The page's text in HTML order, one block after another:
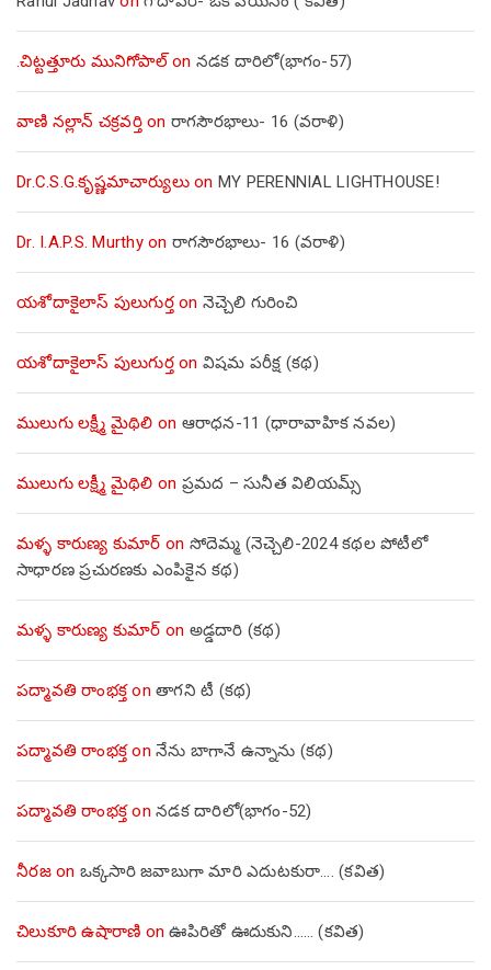
.చిట్టత్తూరు మునిగోపాల్ on నడక దారిలో(భాగం-57)
వాణి నల్లాన్ చక్రవర్తిon రాగసౌరభాలు- 16 (వరాళి)
Dr.C.S.G.కృష్ణమాచార్యులుon MY PERENNIAL LIGHTHOUSE!
Dr. I.A.P.S. Murthyon రాగసౌరభాలు- 16 (వరాళి)
యశోదాకైలాస్ పులుగుర్తon నెచ్చెలి గురించి
యశోదాకైలాస్ పులుగుర్తon విషమ పరీక్ష (క‌థ‌)
ములుగు లక్ష్మీ మైథిలి on ఆరాధన-11 (ధారావాహిక నవల)
ములుగు లక్ష్మీ మైథిలి on ప్రమద – సునీత విలియమ్స్
మళ్ళ కారుణ్య కుమార్ on సోదెమ్మ (నెచ్చెలి-2024 కథల పోటీలో
సాధారణ ప్రచురణకు ఎంపికైన కథ)
మళ్ళ కారుణ్య కుమార్ on అడ్డదారి (కథ)
పద్మావతి రాంభక్తon తాగని టీ (కథ)
పద్మావతి రాంభక్తon నేను బాగానే ఉన్నాను (క‌థ‌)
పద్మావతి రాంభక్తon నడక దారిలో(భాగం-52)
నీరజon ఒక్కసారి జవాబుగా మారి ఎదుటకురా…. (కవిత)
చిలుకూరి ఉషారాణి onఊపిరితో ఊదుకుని…… (కవిత)